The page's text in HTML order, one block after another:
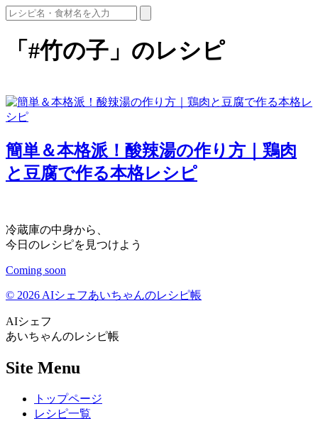
「#竹の子」のレシピ
簡単＆本格派！酸辣湯の作り方｜鶏肉
と豆腐で作る本格レシピ
冷蔵庫の中身から、
今日のレシピを見つけよう
Coming soon
© 2026 AIシェフあいちゃんのレシピ帳
AIシェフ
あいちゃんのレシピ帳
Site Menu
トップページ
レシピ一覧